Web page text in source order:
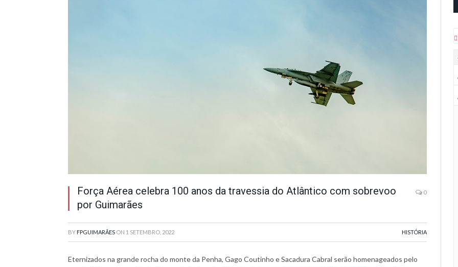
Força Aérea celebra 100 anos da travessia do Atlântico com sobrevoo
por Guimarães
0
BY FPGUIMARÃES ON 1 SETEMBRO, 2022 HISTÓRIA
Eternizados na grande rocha do monte da Penha, Gago Coutinho e Sacadura Cabral serão homenageados pelo